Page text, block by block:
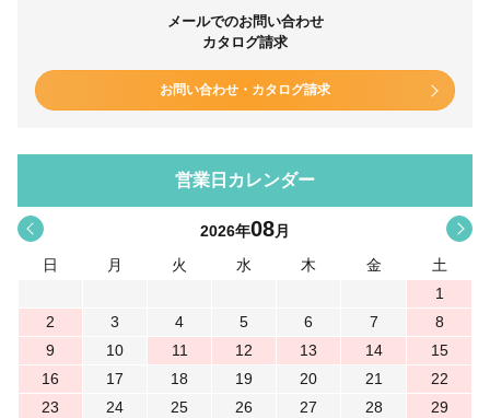
メールでのお問い合わせ
カタログ請求
お問い合わせ・カタログ請求
営業日カレンダー
< 2026年08月
日
月 火 水 木 金
土
1
2
3 4 5 6 7
8
9
10 11 12 13 14
15
16
17 18 19 20 21
22
23
24 25 26 27 28
29